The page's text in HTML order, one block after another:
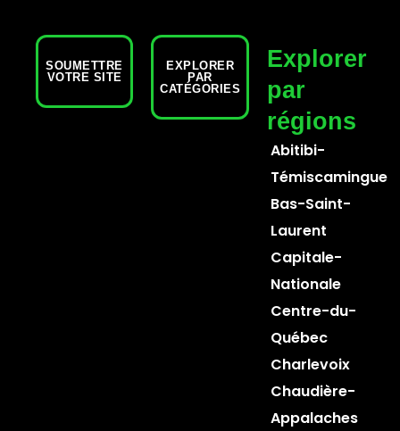
SOUMETTRE
VOTRE SITE
EXPLORER
PAR
CATÉGORIES
Explorer
par
régions
Abitibi-
Témiscamingue
Bas-Saint-
Laurent
Capitale-
Nationale
Centre-du-
Québec
Charlevoix
Chaudière-
Appalaches